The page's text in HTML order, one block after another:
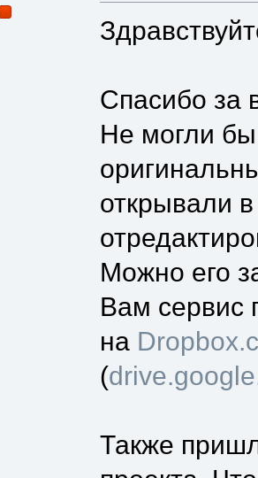
Спасибо за
Не могли
открывали
Можно его
Вам сервис
на
(
Также